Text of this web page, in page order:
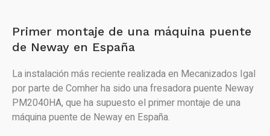
Primer montaje de una máquina puente
de Neway en España
La instalación más reciente realizada en Mecanizados Igal
por parte de Comher ha sido una fresadora puente Neway
PM2040HA, que ha supuesto el primer montaje de una
máquina puente de Neway en España.